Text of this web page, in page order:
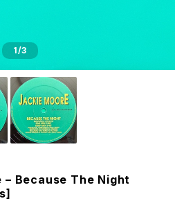
1/3
Because The Night